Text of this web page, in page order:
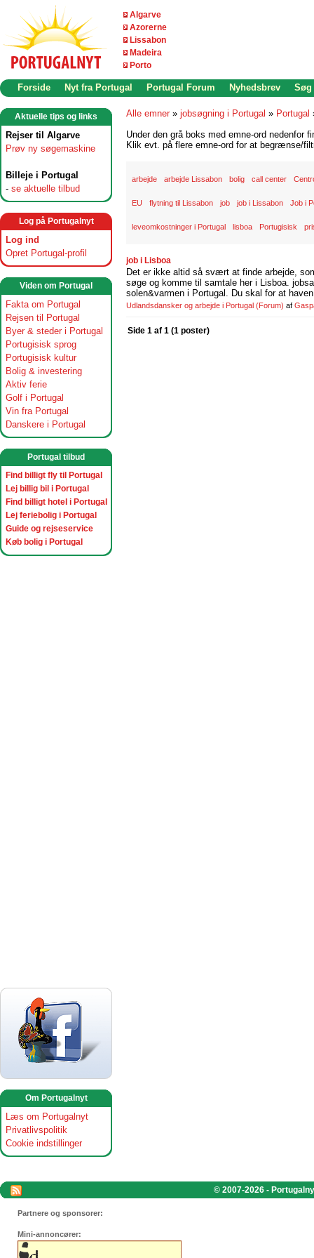
Algarve
Azorerne
Lissabon
Madeira
Porto
Forside Nyt fra Portugal Portugal Forum Nyhedsbrev Søg
Aktuelle tips og links
Rejser til Algarve
Prøv ny søgemaskine
Billeje i Portugal
- se aktuelle tilbud
Log på Portugalnyt
Log ind
Opret Portugal-profil
Viden om Portugal
Fakta om Portugal
Rejsen til Portugal
Byer & steder i Portugal
Portugisisk sprog
Portugisisk kultur
Bolig & investering
Aktiv ferie
Golf i Portugal
Vin fra Portugal
Danskere i Portugal
Portugal tilbud
Find billigt fly til Portugal
Lej billig bil i Portugal
Find billigt hotel i Portugal
Lej feriebolig i Portugal
Guide og rejseservice
Køb bolig i Portugal
Om Portugalnyt
Læs om Portugalnyt
Privatlivspolitik
Cookie indstillinger
Alle emner » jobsøgning i Portugal » Portugal
Under den grå boks med emne-ord nedenfor
Klik evt. på flere emne-ord for at begrænse/
arbejde arbejde Lissabon bolig call center
EU flytning til Lissabon job job i Lissabon Job i
leveomkostninger i Portugal lisboa Portugisisk
job i Lisboa
Det er ikke altid så svært at finde arbejde,
søge og komme til samtale her i Lisboa.
solen&varmen i Portugal. Du skal for at
Udlandsdansker og arbejde i Portugal (Forum) af
Side 1 af 1 (1 poster)
© 2007-2026 -
Partnere og sponsorer:
Mini-annoncører: